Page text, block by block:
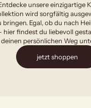
unsere einzigartige
wird sorgfältig
Egal, ob du nach
hier findest du liebevoll
persönlichen Weg
jetzt shoppen